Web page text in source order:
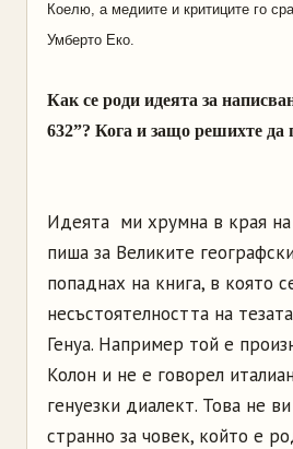
Коелю, а медиите и критиците го
Умберто Еко.
Как се роди идеята за
632”? Кога и защо решихте да
Идеята ми хрумна в края
пиша за Великите
попаднах на книга, в която
несъстоятелността на
Генуа. Например той е
Колон и не е говорел
генуезки диалект. Това не
странно за човек, който е